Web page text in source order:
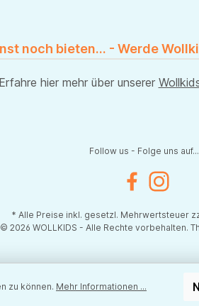
noch bieten... - Werde
Erfahre hier mehr über unserer
Follow us - Folge uns
FacebookInstagram
* Alle Preise inkl. gesetzl. Mehrwertsteuer
© 2026 WOLLKIDS - Alle Rechte vorbehalten.
zu können. Mehr Informationen ...